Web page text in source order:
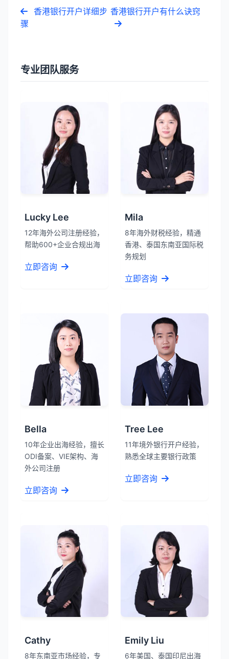
香港银行开户详细步
骤
香港银行开户有什么诀窍
专业团队服务
Lucky Lee
12年海外公司注册经验，
帮助600+企业合规出海
立即咨询
Mila
8年海外财税经验，精通
香港、泰国东南亚国际税
务规划
立即咨询
Bella
10年企业出海经验，擅长
ODI备案、VIE架构、海
外公司注册
立即咨询
Tree Lee
11年境外银行开户经验，
熟悉全球主要银行政策
立即咨询
Cathy
8年东南亚市场经验，专
Emily Liu
6年美国、泰国印尼出海